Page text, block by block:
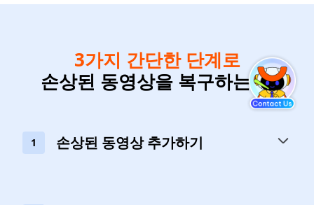
3가지 간단한 단계로
손상된 동영상을 복구하는 법
1 손상된 동영상 추가하기